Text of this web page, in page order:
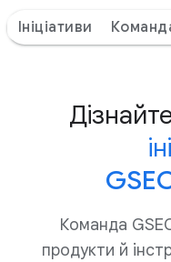
Ініціативи
Команда
продукти й